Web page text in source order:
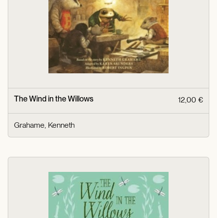
The Wind in the Willows 12,00 €
Grahame, Kenneth